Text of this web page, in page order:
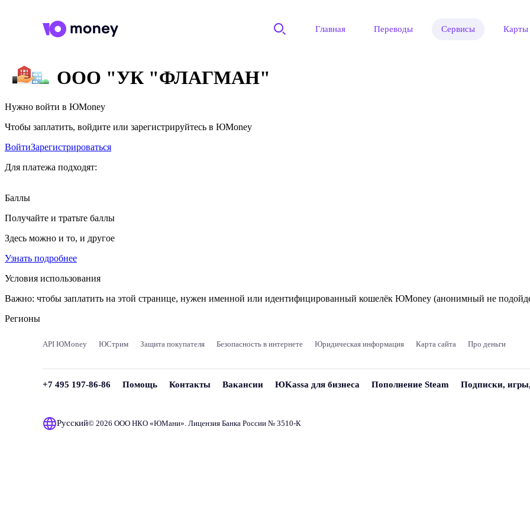
Главная Переводы Сервисы Карты
ООО "УК "ФЛАГМАН"
Нужно войти в ЮMoney
Чтобы заплатить, войдите или зарегистрируйтесь в ЮMoney
ВойтиЗарегистрироваться
Для платежа подходят:
Баллы
Получайте и тратьте баллы
Здесь можно и то, и другое
Узнать подробнее
Условия использования
Важно: чтобы заплатить на этой странице, нужен именной или идентифицированный кошелёк ЮMoney (анонимный не
Регионы
API ЮMoney ЮСтрим Защита покупателя Безопасность в интернете Юридическая информация Карта сайта Про деньги
+7 495 197-86-86 Помощь Контакты Вакансии ЮKassa для бизнеса Пополнение Steam Подписки,
Русский© 2026 ООО НКО «ЮМани». Лицензия Банка России № 3510‑К